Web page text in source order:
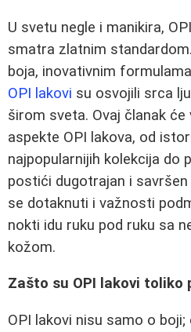
U svetu negle i manikira,
smatra zlatnim
boja, inovativnim
OPI lakovi su osvojili srca
širom sveta. Ovaj članak
aspekte OPI lakova, od
najpopularnijih kolekcija do
postići dugotrajan i
se dotaknuti i važnosti
nokti idu ruku pod ruku sa
kožom.
Zašto su OPI lakovi toliko
OPI lakovi nisu samo o